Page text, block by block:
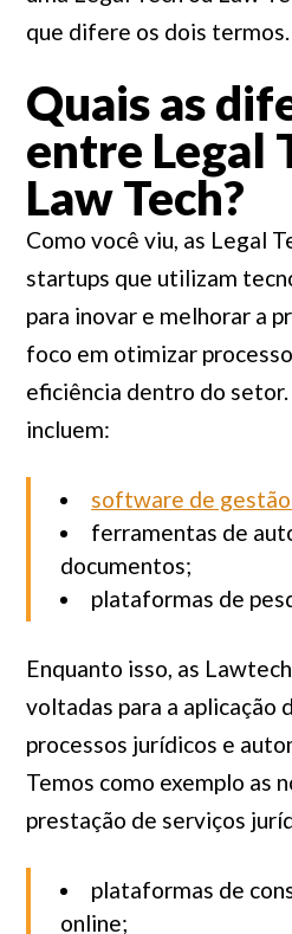
que difere os dois termos.
Quais as
entre Legal
Law Tech?
Como você viu, as Legal
startups que utilizam
para inovar e melhorar a
foco em otimizar
eficiência dentro do
incluem:
software de
ferramentas de
documentos;
plataformas de
Enquanto isso, as
voltadas para a aplicação
processos jurídicos e
Temos como exemplo as
prestação de serviços
plataformas de
online;